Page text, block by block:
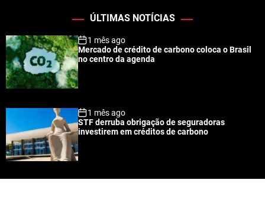
ÚLTIMAS NOTÍCIAS
1 mês ago
Mercado de crédito de carbono coloca o Brasil
no centro da agenda
1 mês ago
STF derruba obrigação de seguradoras
investirem em créditos de carbono